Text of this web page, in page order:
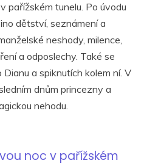
pařížském tunelu. Po úvodu
dětství, seznámení a
neshody, milence,
a odposlechy. Také se
a spiknutích kolem ní. V
dnům princezny a
nehodu.
noc v pařížském